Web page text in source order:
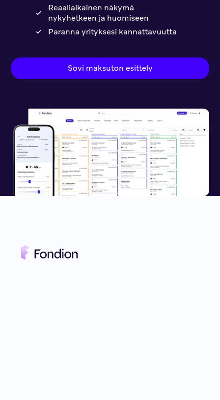
Reaaliaikainen näkymä
nykyhetkeen ja huomiseen
Paranna yrityksesi kannattavuutta
Sovi maksuton esittely